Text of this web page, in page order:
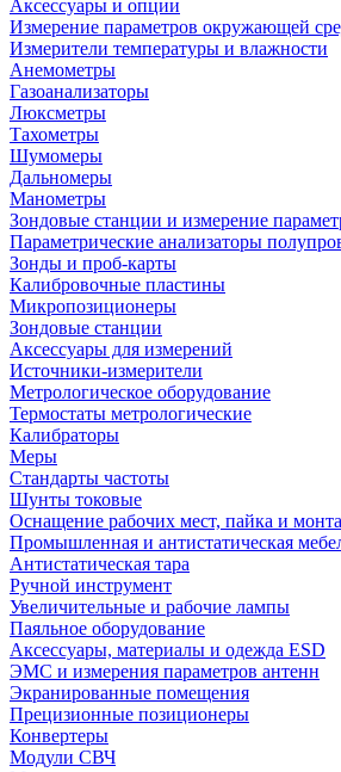
Аксессуары и опции
Измерение параметров окружающей
Измерители температуры и влажности
Анемометры
Газоанализаторы
Люксметры
Тахометры
Шумомеры
Дальномеры
Манометры
Зондовые станции и измерение
Параметрические анализаторы
Зонды и проб-карты
Калибровочные пластины
Микропозиционеры
Зондовые станции
Аксессуары для измерений
Источники-измерители
Метрологическое оборудование
Термостаты метрологические
Калибраторы
Меры
Стандарты частоты
Шунты токовые
Оснащение рабочих мест, пайка и
Промышленная и антистатическая
Антистатическая тара
Ручной инструмент
Увеличительные и рабочие лампы
Паяльное оборудование
Аксессуары, материалы и одежда ESD
ЭМС и измерения параметров антенн
Экранированные помещения
Прецизионные позиционеры
Конвертеры
Модули СВЧ